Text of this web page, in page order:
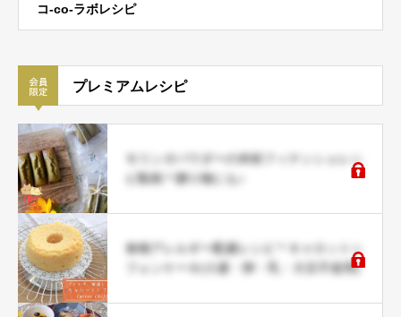
コ-co-ラボレシピ
プレミアムレシピ
モリンガパウダーの米粉フィナンシェレシ
ピ動画＊贈り物にも♪
食物アレルギー配慮レシピ＊キャロットシ
フォンケーキ(小麦・卵・乳・大豆不使用)